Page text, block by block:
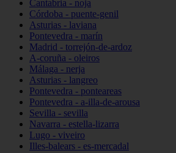
Cantabria - noja
Córdoba - puente-genil
Asturias - laviana
Pontevedra - marín
Madrid - torrejón-de-ardoz
A-coruña - oleiros
Málaga - nerja
Asturias - langreo
Pontevedra - ponteareas
Pontevedra - a-illa-de-arousa
Sevilla - sevilla
Navarra - estella-lizarra
Lugo - viveiro
Illes-balears - es-mercadal